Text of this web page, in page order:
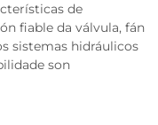
de
fiable da válvula, fán
sistemas hidráulicos
son